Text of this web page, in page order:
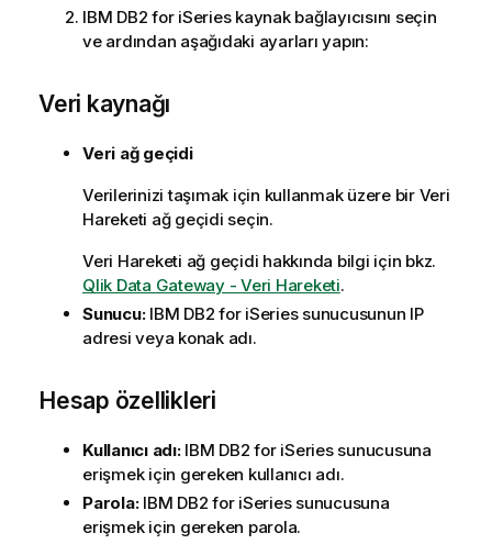
IBM DB2 for iSerieskaynak bağlayıcısını seçin
ve ardından aşağıdaki ayarları yapın:
Veri kaynağı
Veri ağ geçidi
Verilerinizi taşımak için kullanmak üzere bir Veri
Hareketi ağ geçidi seçin.
Veri Hareketi ağ geçidi hakkında bilgi için bkz.
Qlik Data Gateway - Veri Hareketi.
Sunucu:IBM DB2 for iSeries sunucusunun IP
adresi veya konak adı.
Hesap özellikleri
Kullanıcı adı:IBM DB2 for iSeries sunucusuna
erişmek için gereken kullanıcı adı.
Parola:IBM DB2 for iSeries sunucusuna
erişmek için gereken parola.